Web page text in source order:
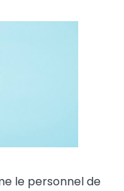
le personnel de